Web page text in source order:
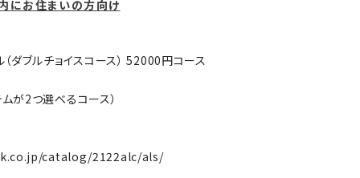
にお住まいの方向け
（ダブルチョイスコース） 52000円コース
が2つ選べるコース）
catalog/2122alc/als/